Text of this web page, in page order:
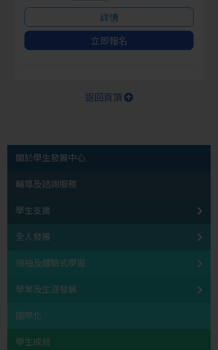
詳情
立即報名
返回頁頂
關於學生發展中心
輔導及諮詢服務
學生支援
全人發展
領袖及體驗式學習
學業及生涯發展
國際化
學生成就